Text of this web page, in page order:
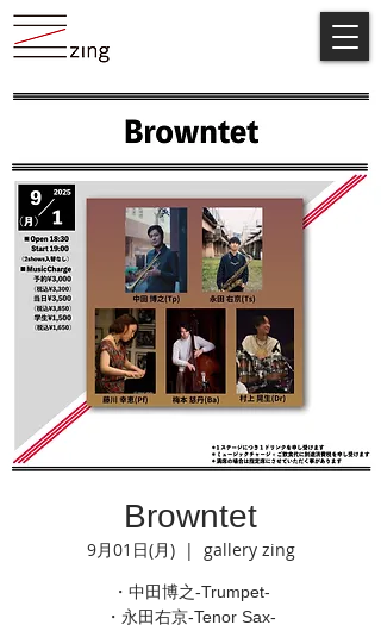
Browntet
9月01日(月)
  |
gallery zing
・中田博之-Trumpet-
・永田右京-Tenor Sax-